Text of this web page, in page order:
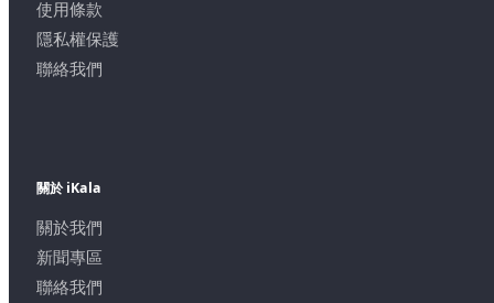
使用條款
隱私權保護
聯絡我們
關於 iKala
關於我們
新聞專區
聯絡我們